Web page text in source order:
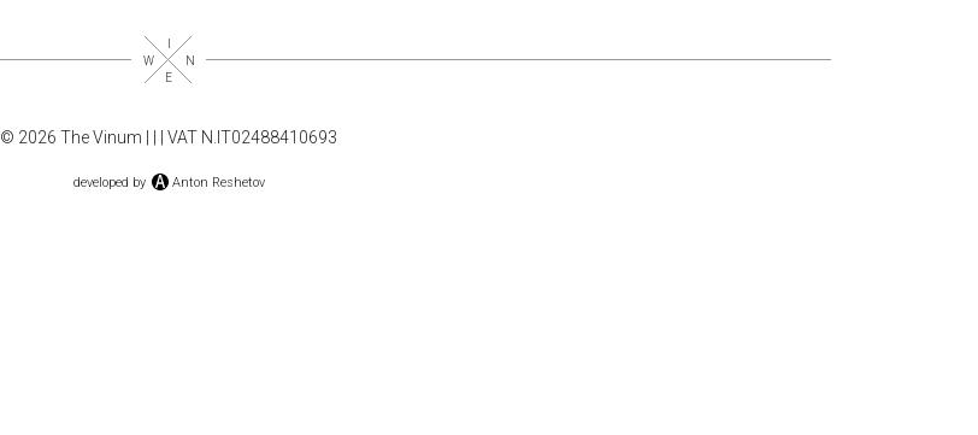
© 2026 The Vinum | | VAT N.IT02488410693
developed by Anton Reshetov